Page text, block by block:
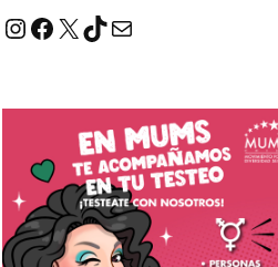
Instagram
Facebook
X TikTok
Correo electrónico